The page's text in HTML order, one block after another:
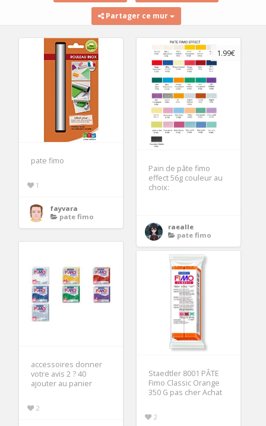
Partager ce mur
pate fimo
1
fayvara
pate fimo
1.99€
Pain de pâte fimo
effect 56g couleur au
choix:
raealle
pate fimo
accessoires donner
votre avis 2 ? 40
ajouter au panier
2
Staedtler 8001 PÂTE
Fimo Classic Orange
350 G pas cher Achat
2